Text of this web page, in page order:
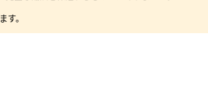
。